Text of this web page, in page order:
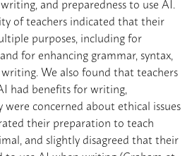
and preparedness to use AI.
of teachers indicated that their
purposes, including for
for enhancing grammar, syntax,
We also found that teachers
had benefits for writing,
concerned about ethical issues
their preparation to teach
and slightly disagreed that their